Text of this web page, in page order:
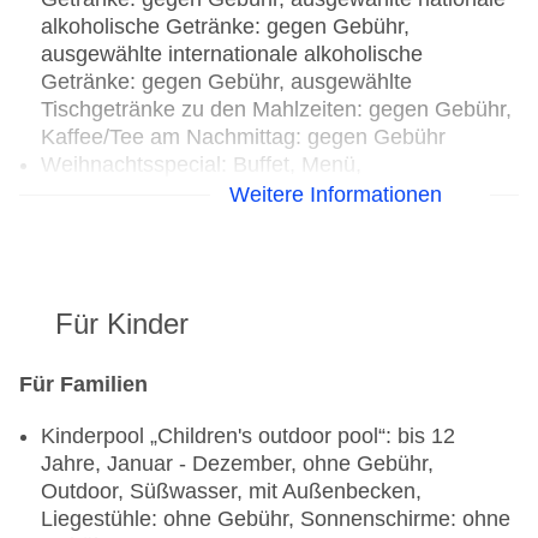
alkoholische Getränke: gegen Gebühr,
ausgewählte internationale alkoholische
Getränke: gegen Gebühr, ausgewählte
Tischgetränke zu den Mahlzeiten: gegen Gebühr,
Kaffee/Tee am Nachmittag: gegen Gebühr
Weihnachtsspecial: Buffet, Menü,
Wein/Bier/Softdrinks, Silvesterspecial: Menü,
international, italienisch, orientalisch, regional,
Gebühr, Anfrage notwendig, lactosefreie Gerichte:
Gerichte: gegen Gebühr, Anfrage notwendig,
vegetarische Gerichte: gegen Gebühr, Anfrage
notwendig, Buffet, à la carte, Anfrage nicht
notwendig, Reservierung notwendig, gegen
Weitere Informationen
Für Kinder
Für Familien
Kinderpool „Children's outdoor pool“: bis 12
Jahre, Januar - Dezember, ohne Gebühr,
Outdoor, Süßwasser, mit Außenbecken,
Liegestühle: ohne Gebühr, Sonnenschirme: ohne